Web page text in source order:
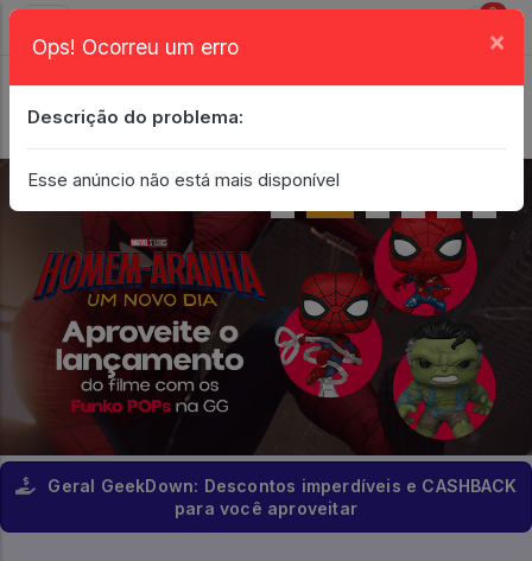
0
Geral GeekDown: Descontos imperdíveis e CASHBACK
para você aproveitar
Ops! Ocorreu um erro ×
Descrição do problema:
Esse anúncio não está mais disponível